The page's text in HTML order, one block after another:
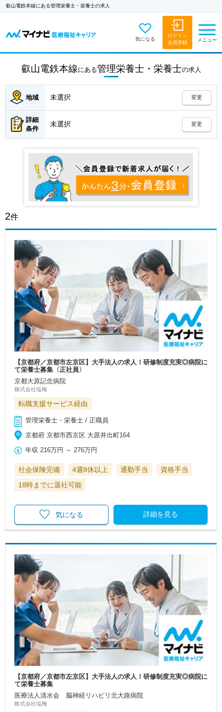
叡山電鉄本線にある管理栄養士・栄養士の求人
気になる
ログイン
会員登録
メニュー
叡山電鉄本線 にある管理栄養士・栄養士の求人
地域 未選択 変更
詳細
条件
未選択 変更
2件
【京都府／京都市左京区】大手法人の求人！研修制度充実◎病院に
て栄養士募集〈正社員〉
京都大原記念病院
株式会社塩梅
転職支援サービス経由
管理栄養士・栄養士 / 正職員
京都府 京都市西京区 大原井出町164
年収 216万円 ～ 276万円
社会保険完備 4週8休以上 通勤手当
資格手当
18時までに退社可能
詳細を見る
気になる
【京都府／京都市左京区】大手法人の求人！研修制度充実◎病院に
て栄養士募集
医療法人清水会 脳神経リハビリ北大路病院
株式会社塩梅